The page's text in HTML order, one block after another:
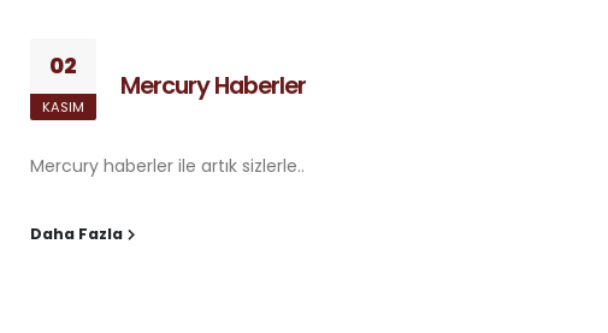
02
KASIM
Mercury Haberler
Mercury haberler ile artık sizlerle..
Daha Fazla